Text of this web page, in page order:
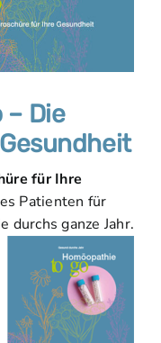
Die
für Ihre
Patienten für
durchs ganze Jahr.